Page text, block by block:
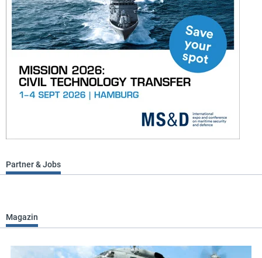
Partner & Jobs
Magazin